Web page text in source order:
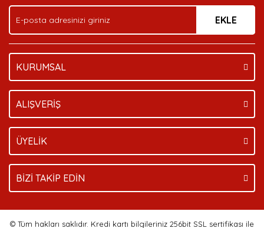
EKLE
KURUMSAL
ALIŞVERİŞ
ÜYELİK
BİZİ TAKİP EDİN
© Tüm hakları saklıdır. Kredi kartı bilgileriniz 256bit SSL sertifikası ile